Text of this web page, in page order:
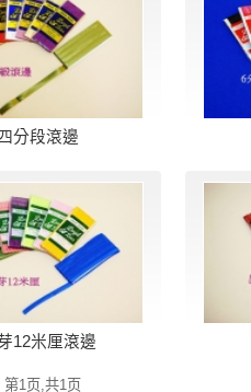
分段滾邊
12米厘滾邊
第1页,共1页